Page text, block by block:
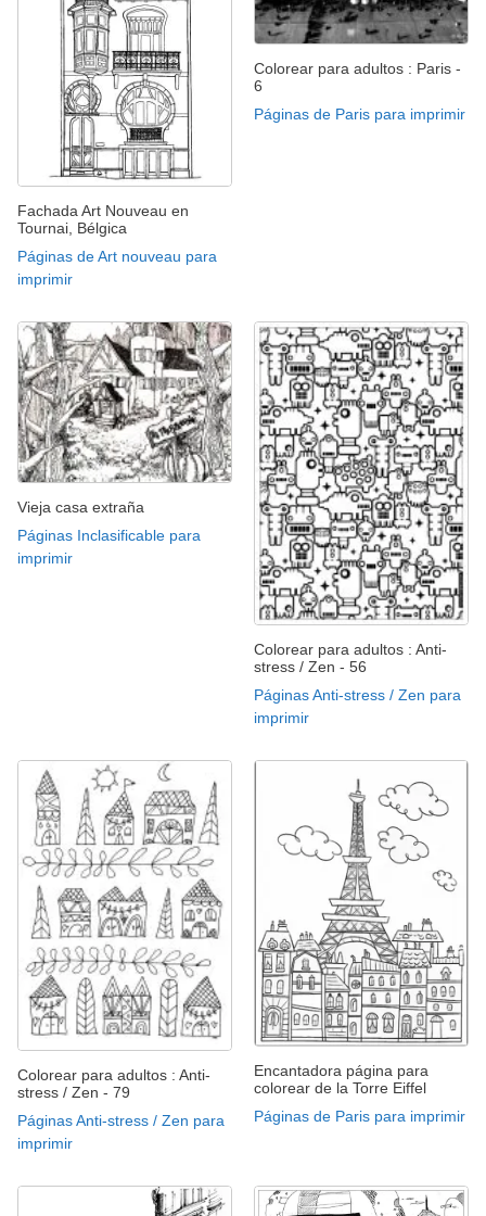
Fachada Art Nouveau en
Tournai, Bélgica
Páginas de Art nouveau para
imprimir
Colorear para adultos : Paris -
6
Páginas de Paris para imprimir
Vieja casa extraña
Páginas Inclasificable para
imprimir
Colorear para adultos : Anti-
stress / Zen - 56
Páginas Anti-stress / Zen para
imprimir
Colorear para adultos : Anti-
stress / Zen - 79
Páginas Anti-stress / Zen para
imprimir
Encantadora página para
colorear de la Torre Eiffel
Páginas de Paris para imprimir